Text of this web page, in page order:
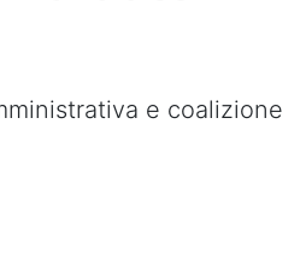
e coalizione